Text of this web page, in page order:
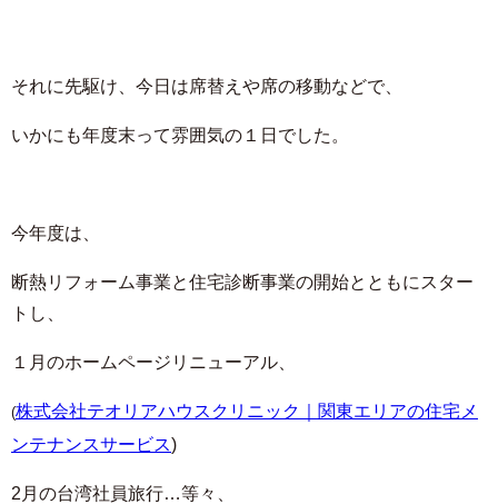
それに先駆け、今日は席替えや席の移動などで、
いかにも年度末って雰囲気の１日でした。
今年度は、
断熱リフォーム事業と住宅診断事業の開始とともにスター
トし、
１月のホームページリニューアル、
(株式会社テオリアハウスクリニック｜関東エリアの住宅メ
ンテナンスサービス)
2月の台湾社員旅行…等々、